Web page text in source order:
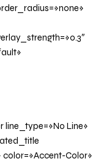
Line»
color=»Accent-Color»